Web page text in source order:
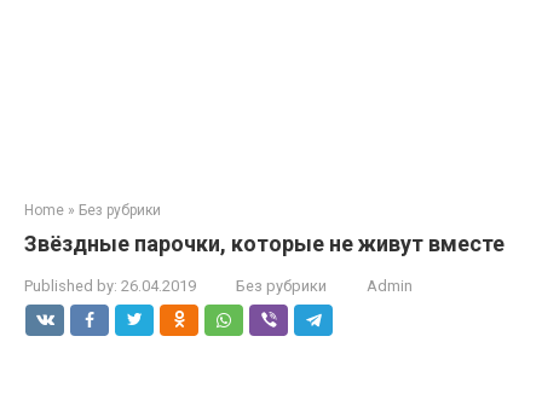
Home » Без рубрики
Звёздные парочки, которые не живут вместе
Published by: 26.04.2019 Без рубрики Admin